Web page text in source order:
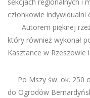
sekcjach regionalnych i
członkowie indywidualni
Autorem pięknej
który również wykonał
Kasztance w Rzeszowie
Po Mszy św. ok. 250
do Ogrodów